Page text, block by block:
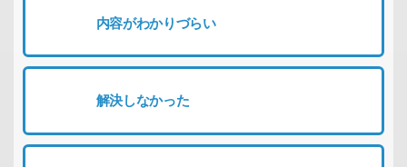
内容がわかりづらい
解決しなかった